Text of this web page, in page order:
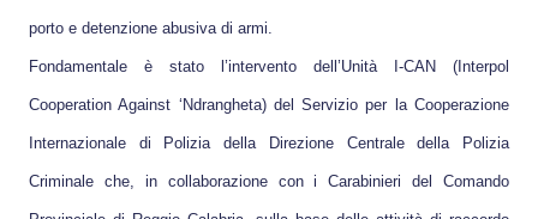
porto e detenzione abusiva di armi.
Fondamentale è stato l’intervento dell’Unità I-CAN (Interpol
Cooperation Against ‘Ndrangheta) del Servizio per la Cooperazione
Internazionale di Polizia della Direzione Centrale della Polizia
Criminale che, in collaborazione con i Carabinieri del Comando